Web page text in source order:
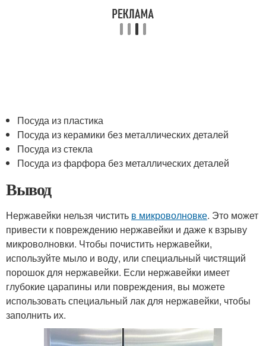
Посуда из пластика
Посуда из керамики без металлических деталей
Посуда из стекла
Посуда из фарфора без металлических деталей
Вывод
Нержавейки нельзя чистить в микроволновке. Это может
привести к повреждению нержавейки и даже к взрыву
микроволновки. Чтобы почистить нержавейки,
используйте мыло и воду, или специальный чистящий
порошок для нержавейки. Если нержавейки имеет
глубокие царапины или повреждения, вы можете
использовать специальный лак для нержавейки, чтобы
заполнить их.